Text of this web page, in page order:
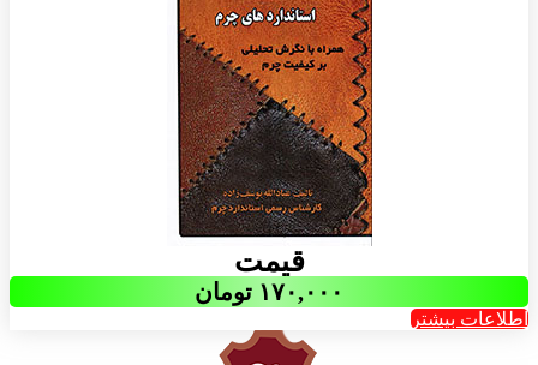
قیمت
۱۷۰,۰۰۰ تومان
اطلاعات بیشتر